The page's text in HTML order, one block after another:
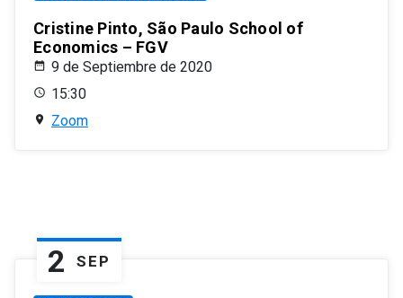
Cristine Pinto, São Paulo School of
Economics – FGV
9 de Septiembre de 2020
15:30
Zoom
2 SEP